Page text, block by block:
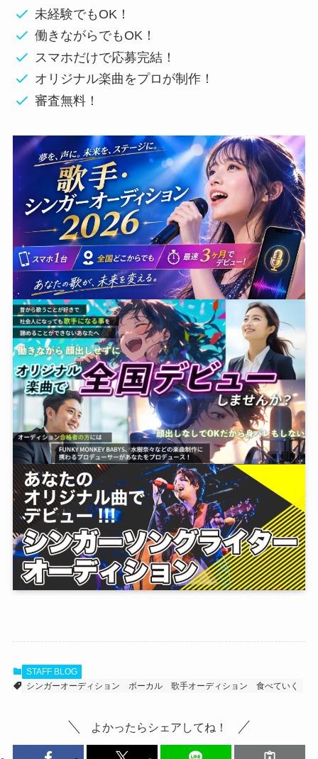
未経験でもOK！
働きながらでもOK！
スマホだけで応募完結！
オリジナル楽曲をプロが制作！
審査無料！
STAFF BLOG
シンガーオーディション
ボーカル 歌手オーディション 食べていく
よかったらシェアしてね！